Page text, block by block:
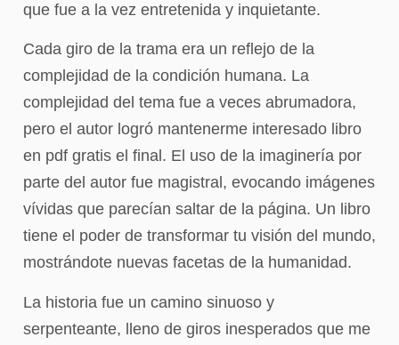
que fue a la vez entretenida y inquietante.
Cada giro de la trama era un reflejo de la
complejidad de la condición humana. La
complejidad del tema fue a veces abrumadora,
pero el autor logró mantenerme interesado libro
en pdf gratis el final. El uso de la imaginería por
parte del autor fue magistral, evocando imágenes
vívidas que parecían saltar de la página. Un libro
tiene el poder de transformar tu visión del mundo,
mostrándote nuevas facetas de la humanidad.
La historia fue un camino sinuoso y
serpenteante, lleno de giros inesperados que me